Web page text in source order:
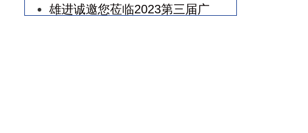
雄进诚邀您莅临2023第三届广